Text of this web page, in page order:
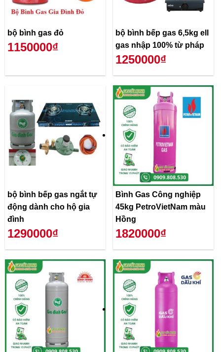
bộ bình gas đỏ
1150000₫
bộ bình bếp gas 6,5kg ell
gas nhập 100% từ pháp
1250000₫
bộ bình bếp gas ngắt tự
động dành cho hộ gia
đình
1290000₫
Bình Gas Công nghiệp
45kg PetroVietNam màu
Hồng
1820000₫